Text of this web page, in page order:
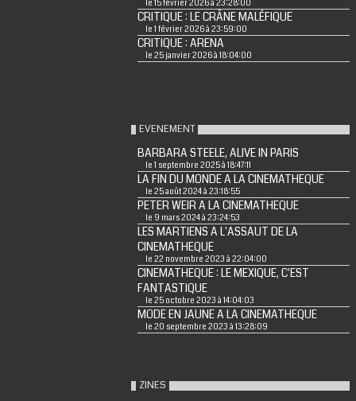
le 15 février 2026 à 23:28:00
CRITIQUE : LE CRÂNE MALÉFIQUE
le 1 février 2026 à 23:59:00
CRITIQUE : ARENA
le 25 janvier 2026 à 18:04:00
EVENEMENT
BARBARA STEELE, ALIVE IN PARIS
le 1 septembre 2025 à 18:47:11
LA FIN DU MONDE A LA CINEMATHEQUE
le 25 août 2024 à 23:18:55
PETER WEIR A LA CINEMATHEQUE
le 9 mars 2024 à 23:24:53
LES MARTIENS A L'ASSAUT DE LA
CINEMATHEQUE
le 22 novembre 2023 à 22:04:00
CINEMATHEQUE : LE MEXIQUE, C'EST
FANTASTIQUE
le 25 octobre 2023 à 14:04:03
MODE EN JAUNE A LA CINEMATHEQUE
le 20 septembre 2023 à 13:28:09
ZINES